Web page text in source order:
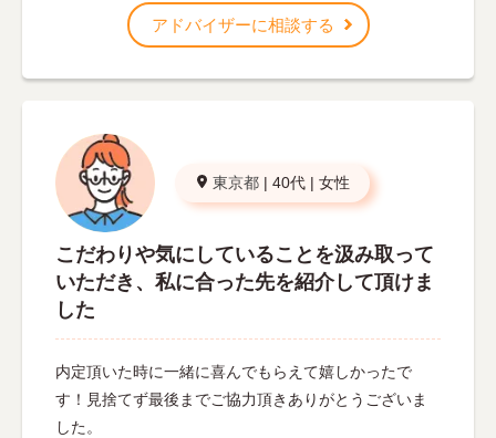
アドバイザーに相談する
東京都 | 40代 | 女性
こだわりや気にしていることを汲み取って
いただき、私に合った先を紹介して頂けま
した
内定頂いた時に一緒に喜んでもらえて嬉しかったで
す！見捨てず最後までご協力頂きありがとうございま
した。